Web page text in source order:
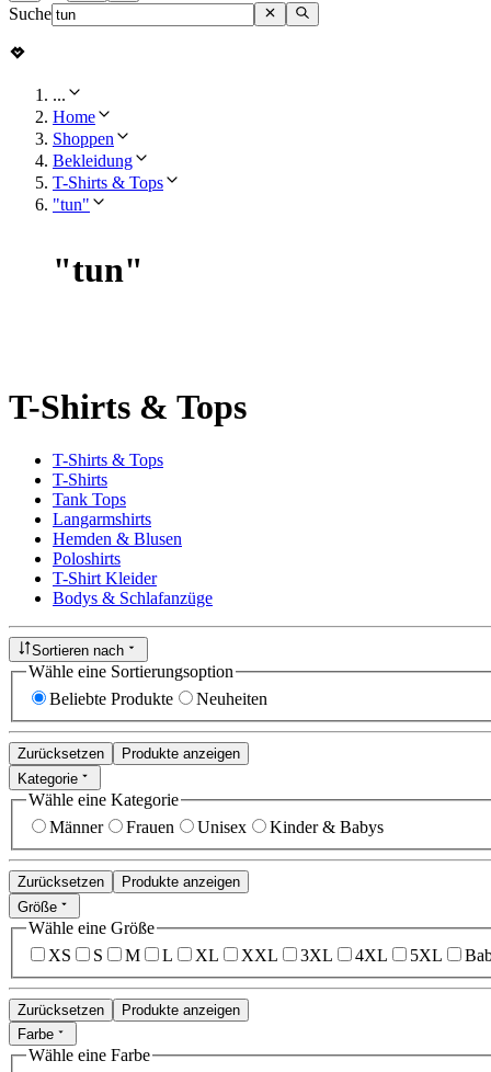
Suche
...
Home
Shoppen
Bekleidung
T-Shirts & Tops
"tun"
"tun"
T-Shirts & Tops
T-Shirts & Tops
T-Shirts
Tank Tops
Langarmshirts
Hemden & Blusen
Poloshirts
T-Shirt Kleider
Bodys & Schlafanzüge
Sortieren nach
Wähle eine Sortierungsoption
Beliebte Produkte
Neuheiten
Zurücksetzen
Produkte anzeigen
Kategorie
Wähle eine Kategorie
Männer
Frauen Unisex Kinder & Babys
Zurücksetzen
Produkte anzeigen
Größe
Wähle eine Größe
XS
S M L XL XXL 3XL 4XL 5XL
Zurücksetzen
Produkte anzeigen
Farbe
Wähle eine Farbe